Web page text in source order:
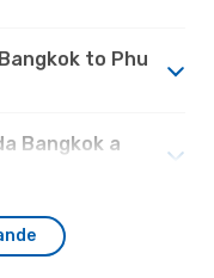
to Phu
Bangkok a